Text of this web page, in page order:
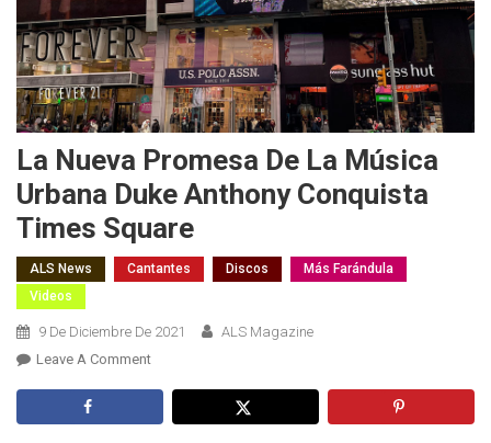
La Nueva Promesa De La Música
Urbana Duke Anthony Conquista
Times Square
ALS News Cantantes Discos
Más Farándula
Videos
9 De Diciembre De 2021
ALS Magazine
Leave A CommentOn